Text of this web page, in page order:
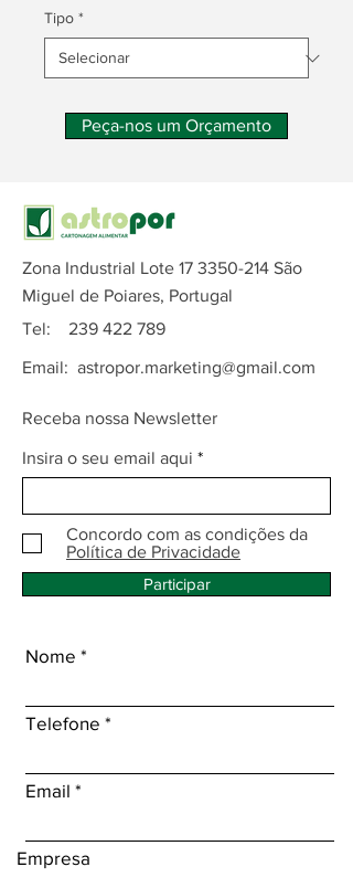
Tipo *
Peça-nos um Orçamento
Zona Industrial Lote 17 3350-214 São
Miguel de Poiares, Portugal
Tel: 239 422 789
Email: astropor.marketing@gmail.com
Receba nossa Newsletter
Insira o seu email aqui
Concordo com as condições da
Política de Privacidade
Participar
Nome
Telefone
Email
Empresa